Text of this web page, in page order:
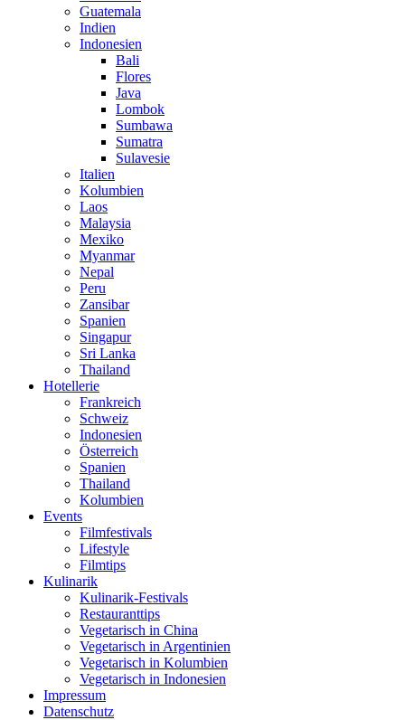
Guatemala
Indien
Indonesien
Bali
Flores
Java
Lombok
Sumbawa
Sumatra
Sulavesie
Italien
Kolumbien
Laos
Malaysia
Mexiko
Myanmar
Nepal
Peru
Zansibar
Spanien
Singapur
Sri Lanka
Thailand
Hotellerie
Frankreich
Schweiz
Indonesien
Österreich
Spanien
Thailand
Kolumbien
Events
Filmfestivals
Lifestyle
Filmtips
Kulinarik
Kulinarik-Festivals
Restauranttips
Vegetarisch in China
Vegetarisch in Argentinien
Vegetarisch in Kolumbien
Vegetarisch in Indonesien
Impressum
Datenschutz